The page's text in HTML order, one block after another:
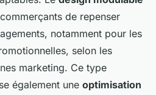
de repenser
notamment pour les
selon les
marketing. Ce type
également une optimisation